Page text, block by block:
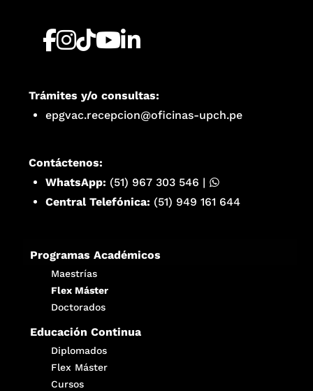
Trámites y/o consultas:
epgvac.recepcion@oficinas-upch.pe
Contáctenos:
WhatsApp: (51) 967 303 546 |
Central Telefónica: (51) 949 161 644
Programas Académicos
Maestrías
Flex Máster
Doctorados
Educación Continua
Diplomados
Flex Máster
Cursos